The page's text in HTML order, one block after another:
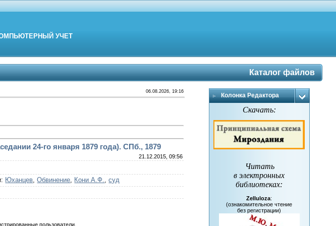
УЧЕТ
Каталог файлов
06.08.2026, 19:16
24-го января 1879 года). СПб., 1879
21.12.2015, 09:56
: Юханцев,Обвинение, Кони А.Ф.,суд
пользователи.
Колонка Редактора
Скачать:
Читать
в электронных
библиотеках:
Zelluloza:
(ознакомительное чтение
без регистрации)